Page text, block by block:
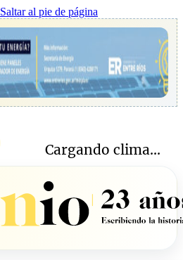
Saltar al pie de página
Cargando clima...